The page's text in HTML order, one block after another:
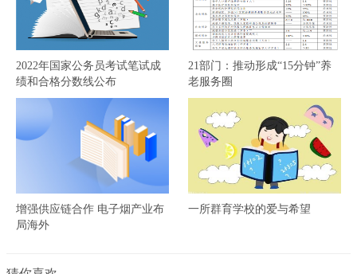
2022年国家公务员考试笔试成
绩和合格分数线公布
21部门：推动形成“15分钟”养
老服务圈
增强供应链合作 电子烟产业布
局海外
一所群育学校的爱与希望